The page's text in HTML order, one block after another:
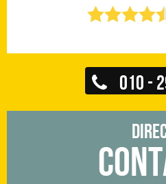
010 -